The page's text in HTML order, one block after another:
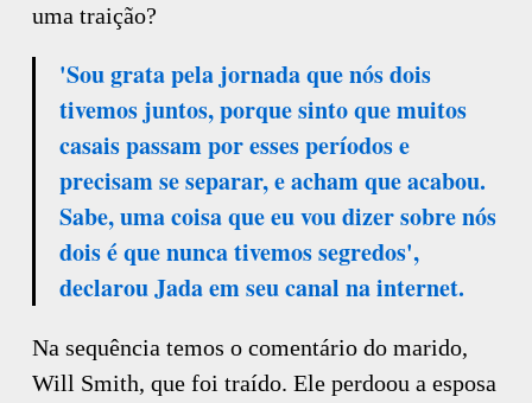
uma traição?
'Sou grata pela jornada que nós dois
tivemos juntos, porque sinto que muitos
casais passam por esses períodos e
precisam se separar, e acham que acabou.
Sabe, uma coisa que eu vou dizer sobre nós
dois é que nunca tivemos segredos',
declarou Jada em seu canal na internet.
Na sequência temos o comentário do marido,
Will Smith, que foi traído. Ele perdoou a esposa